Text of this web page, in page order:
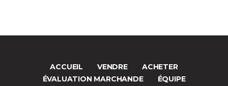
ACCUEIL VENDRE
ACHETER
ÉVALUATION MARCHANDE
ÉQUIPE